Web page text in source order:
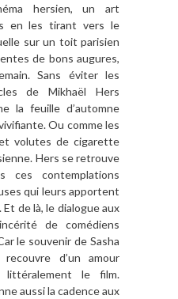
hersien, un art
en les tirant vers le
sur un toit parisien
de bons augures,
Sans éviter les
de Mikhaël Hers
la feuille d’automne
Ou comme les
volutes de cigarette
Hers se retrouve
ces contemplations
qui leurs apportent
de là, le dialogue aux
de comédiens
le souvenir de Sasha
d’un amour
le film.
aussi la cadence aux